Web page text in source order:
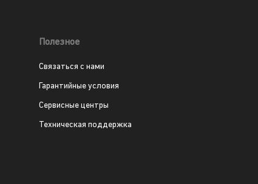
Полезное
Связаться с нами
Гарантийные условия
Сервисные центры
Техническая поддержка